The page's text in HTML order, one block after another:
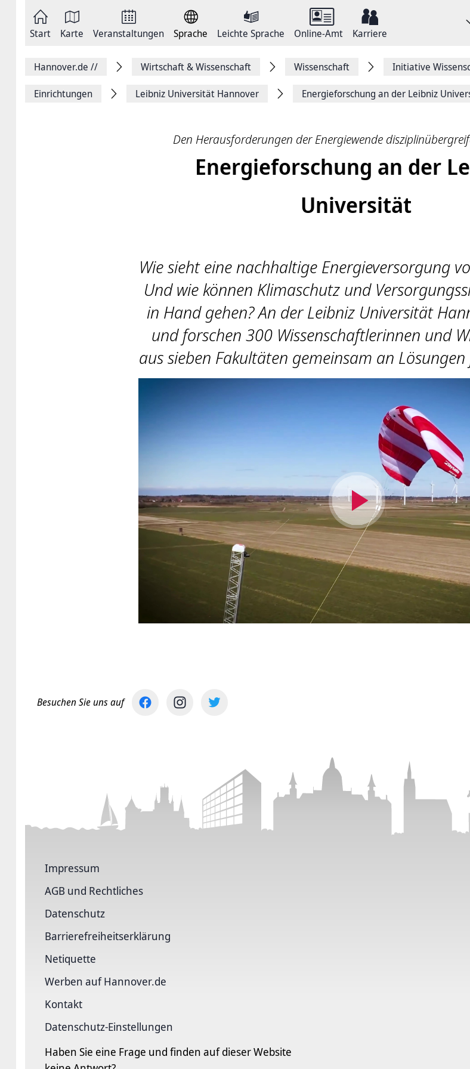
springen
Start Karte Veranstaltungen Sprache Leichte Sprache Online-Amt Karriere
FacebookHannover.de // Wirtschaft & Wissenschaft Wissenschaft Initiative
Einrichtungen Leibniz Universität Hannover Energieforschung an der Leibniz
Den Herausforderungen der Energiewende
Energieforschung an der
Universität
Wie sieht eine nachhaltige Energieversorgung
Und wie können Klimaschutz und
in Hand gehen? An der Leibniz Universität
und forschen 300 Wissenschaftlerinnen und
aus sieben Fakultäten gemeinsam an
Video
abspielen
Besuchen Sie uns auf
Impressum
AGB und Rechtliches
Datenschutz
Barriere­freiheits­erklärung
Netiquette
Werben auf Hannover.de
Kontakt
Datenschutz-Einstellungen
Haben Sie eine Frage und finden auf dieser Website